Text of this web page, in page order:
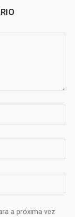
a próxima vez